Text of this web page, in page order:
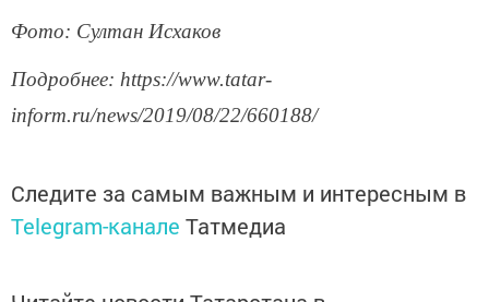
Фото: Султан Исхаков
Подробнее: https://www.tatar-
inform.ru/news/2019/08/22/660188/
Следите за самым важным и интересным в
Telegram-канале Татмедиа